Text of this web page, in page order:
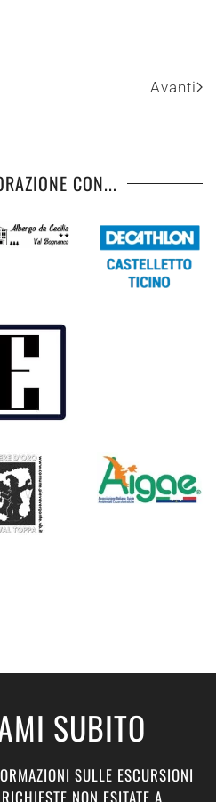
Avanti
CON...
SUBITO
SULLE ESCURSIONI
NON ESITATE A